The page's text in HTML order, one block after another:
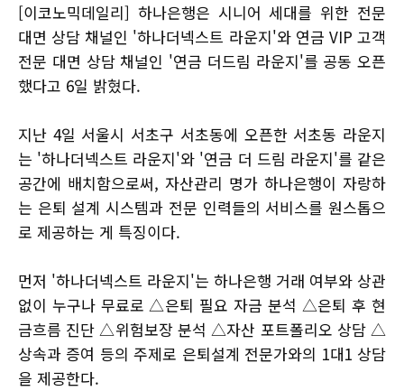
[이코노믹데일리] 하나은행은 시니어 세대를 위한 전문
대면 상담 채널인 '하나더넥스트 라운지'와 연금 VIP 고객
전문 대면 상담 채널인 '연금 더드림 라운지'를 공동 오픈
했다고 6일 밝혔다.
지난 4일 서울시 서초구 서초동에 오픈한 서초동 라운지
는 '하나더넥스트 라운지'와 '연금 더 드림 라운지'를 같은
공간에 배치함으로써, 자산관리 명가 하나은행이 자랑하
는 은퇴 설계 시스템과 전문 인력들의 서비스를 원스톱으
로 제공하는 게 특징이다.
먼저 '하나더넥스트 라운지'는 하나은행 거래 여부와 상관
없이 누구나 무료로 △은퇴 필요 자금 분석 △은퇴 후 현
금흐름 진단 △위험보장 분석 △자산 포트폴리오 상담 △
상속과 증여 등의 주제로 은퇴설계 전문가와의 1대1 상담
을 제공한다.